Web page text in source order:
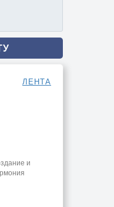
ЛЕНТА
и